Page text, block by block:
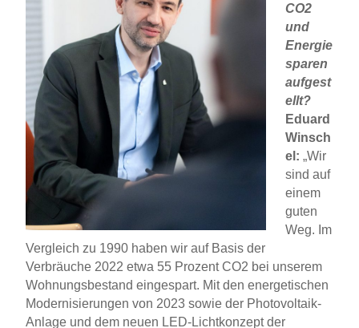
CO2
und
Energie
sparen
aufgest
ellt?
Eduard
Winsch
el: „Wir
sind auf
einem
guten
Weg. Im
Vergleich zu 1990 haben wir auf Basis der
Verbräuche 2022 etwa 55 Prozent CO2 bei unserem
Wohnungsbestand eingespart. Mit den energetischen
Modernisierungen von 2023 sowie der Photovoltaik-
Anlage und dem neuen LED-Lichtkonzept der